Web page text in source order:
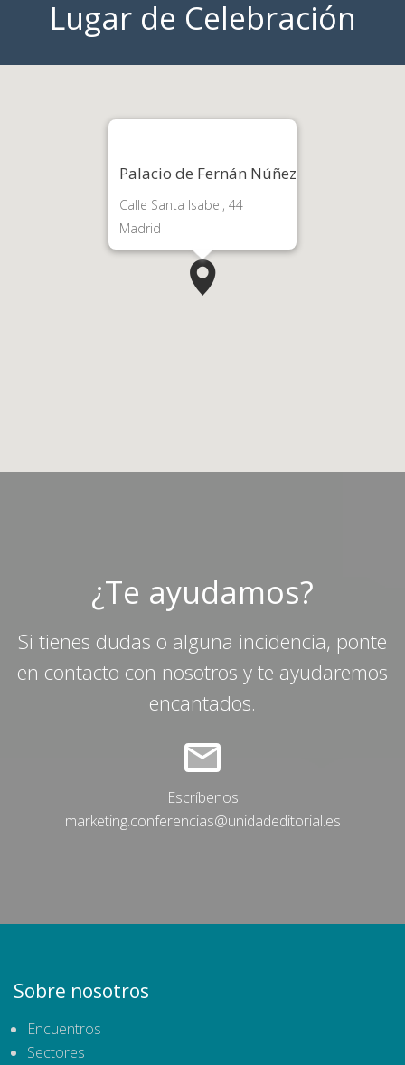
Lugar de Celebración
Palacio de Fernán Núñez
Calle Santa Isabel, 44
Madrid
¿Te ayudamos?
Si tienes dudas o alguna incidencia, ponte
en contacto con nosotros y te ayudaremos
encantados.
Escríbenos
marketing.conferencias@unidadeditorial.es
Sobre nosotros
Encuentros
Sectores